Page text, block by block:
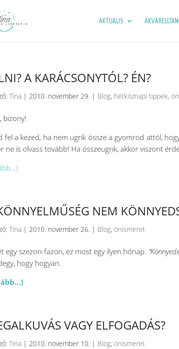
AKTUÁLIS
A KARÁCSONYTÓL? ÉN?
Tina |2010. november 29. | Blog, hétköznapi tippek,
bizony!
fel a kezed, ha nem ugrik össze a gyomrod attól,
ne is olvass tovább! Ha összeugrik, akkor viszont
NEM
Tina |2010. november 26. | Blog, önismeret
egy szezon-fazon, ez most egy ilyen hónap.
hogy hogyan.
VAGY ELFOGADÁS?
Tina |2010. november 10. | Blog, önismeret